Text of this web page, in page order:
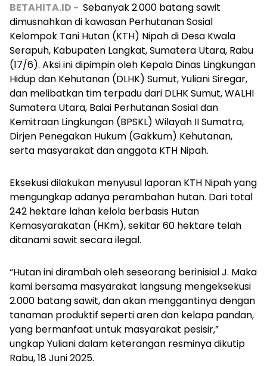
BETAHITA.ID - Sebanyak 2.000 batang sawit
dimusnahkan di kawasan Perhutanan Sosial
Kelompok Tani Hutan (KTH) Nipah di Desa Kwala
Serapuh, Kabupaten Langkat, Sumatera Utara, Rabu
(17/6). Aksi ini dipimpin oleh Kepala Dinas Lingkungan
Hidup dan Kehutanan (DLHK) Sumut, Yuliani Siregar,
dan melibatkan tim terpadu dari DLHK Sumut, WALHI
Sumatera Utara, Balai Perhutanan Sosial dan
Kemitraan Lingkungan (BPSKL) Wilayah II Sumatra,
Dirjen Penegakan Hukum (Gakkum) Kehutanan,
serta masyarakat dan anggota KTH Nipah.
Eksekusi dilakukan menyusul laporan KTH Nipah yang
mengungkap adanya perambahan hutan. Dari total
242 hektare lahan kelola berbasis Hutan
Kemasyarakatan (HKm), sekitar 60 hektare telah
ditanami sawit secara ilegal.
“Hutan ini dirambah oleh seseorang berinisial J. Maka
kami bersama masyarakat langsung mengeksekusi
2.000 batang sawit, dan akan menggantinya dengan
tanaman produktif seperti aren dan kelapa pandan,
yang bermanfaat untuk masyarakat pesisir,”
ungkap Yuliani dalam keterangan resminya dikutip
Rabu, 18 Juni 2025.